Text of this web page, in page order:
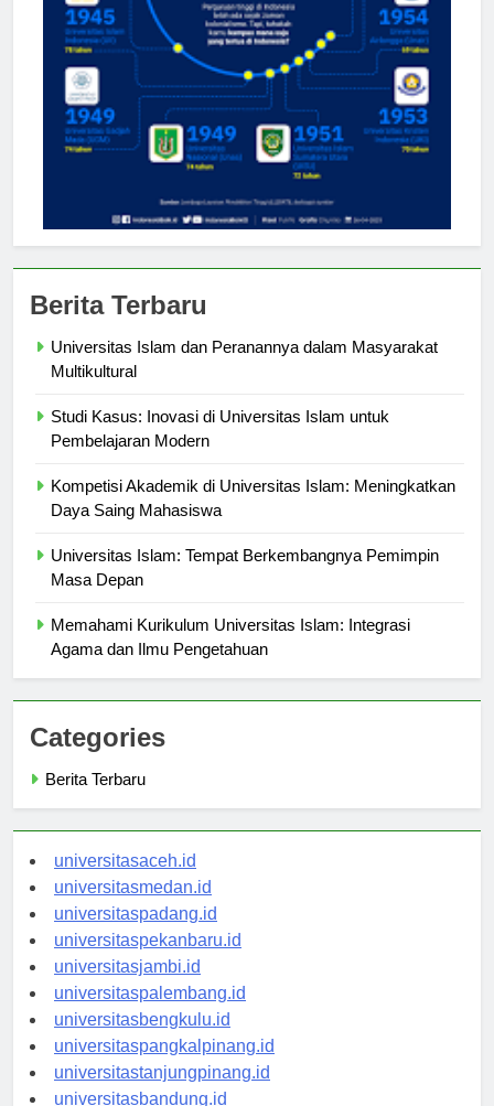
Universitas Islam dan Peranannya dalam Masyarakat
Studi Kasus: Inovasi di Universitas Islam untuk
Kompetisi Akademik di Universitas Islam: Meningkatkan
Universitas Islam: Tempat Berkembangnya Pemimpin
Memahami Kurikulum Universitas Islam: Integrasi
Categories
universitasaceh.id
universitasmedan.id
universitaspadang.id
universitaspekanbaru.id
universitasjambi.id
universitaspalembang.id
universitasbengkulu.id
universitaspangkalpinang.id
universitastanjungpinang.id